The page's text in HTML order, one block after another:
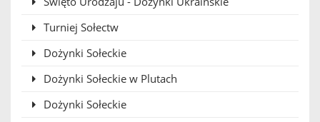
Turniej Sołectw
Dożynki Sołeckie
Dożynki Sołeckie w Plutach
Dożynki Sołeckie